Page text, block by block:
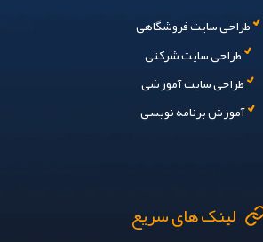
طراحی سایت فروشگاهی
طراحی سایت شرکتی
طراحی سایت آموزشی
آموزش برنامه نویسی
لینک های سریع